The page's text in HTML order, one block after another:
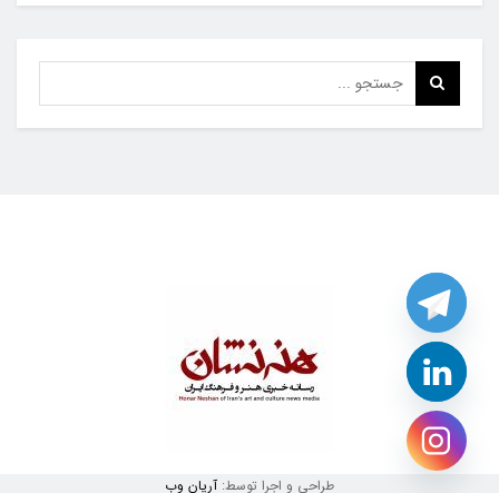
طراحی و اجرا توسط: آریان وب